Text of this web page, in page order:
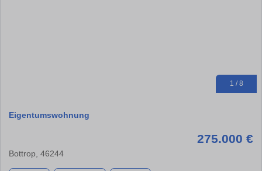
1 / 8
Eigentumswohnung
275.000 €
Bottrop, 46244